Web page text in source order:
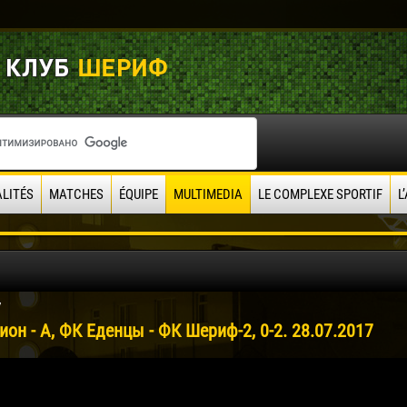
MATCHES ÉQUIPE MULTIMEDIA LE COMPLEXE SPORTIF
- А, ФК Еденцы - ФК Шериф-2, 0-2. 28.07.2017